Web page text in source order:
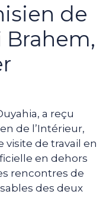
de
Brahem,
a reçu
de l’Intérieur,
de travail en
en dehors
rencontres de
des deux